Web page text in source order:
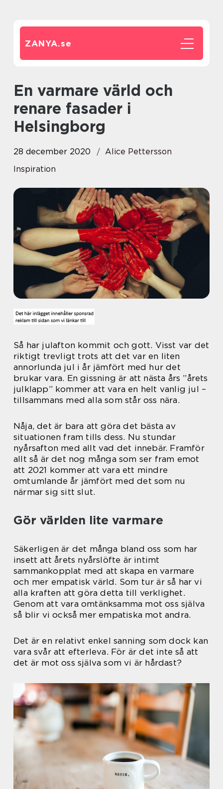
ZANYA.se
En varmare värld och
renare fasader i
Helsingborg
28 december 2020
Alice Pettersson
Inspiration
Så har julafton kommit och gott. Visst var det
riktigt trevligt trots att det var en liten
annorlunda jul i år jämfört med hur det
brukar vara. En gissning är att nästa års ”årets
julklapp” kommer att vara en helt vanlig jul –
tillsammans med alla som står oss nära.
Nåja, det är bara att göra det bästa av
situationen fram tills dess. Nu stundar
nyårsafton med allt vad det innebär. Framför
allt så är det nog många som ser fram emot
att 2021 kommer att vara ett mindre
omtumlande år jämfört med det som nu
närmar sig sitt slut.
Gör världen lite varmare
Säkerligen är det många bland oss som har
insett att årets nyårslöfte är intimt
sammankopplat med att skapa en varmare
och mer empatisk värld. Som tur är så har vi
alla kraften att göra detta till verklighet.
Genom att vara omtänksamma mot oss själva
så blir vi också mer empatiska mot andra.
Det är en relativt enkel sanning som dock kan
vara svår att efterleva. För är det inte så att
det är mot oss själva som vi är hårdast?